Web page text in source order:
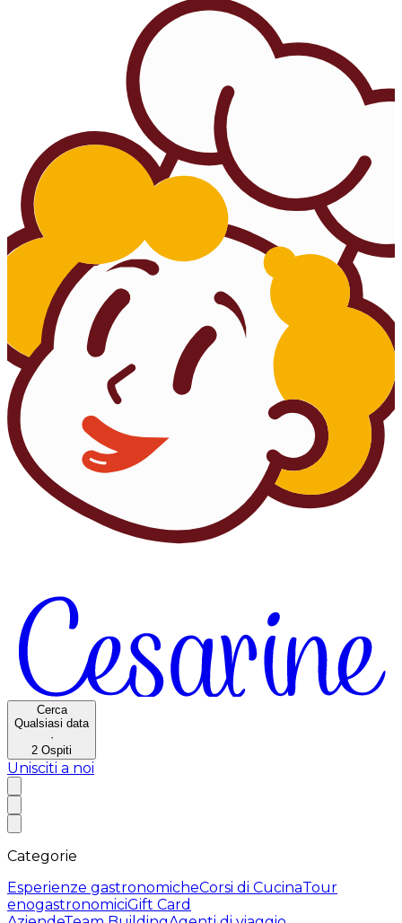
Cerca
Qualsiasi data
·
2 Ospiti
Unisciti a noi
Categorie
Esperienze gastronomicheCorsi di CucinaTour
enogastronomiciGift Card